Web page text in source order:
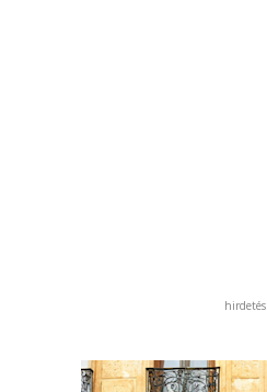
hirdetés